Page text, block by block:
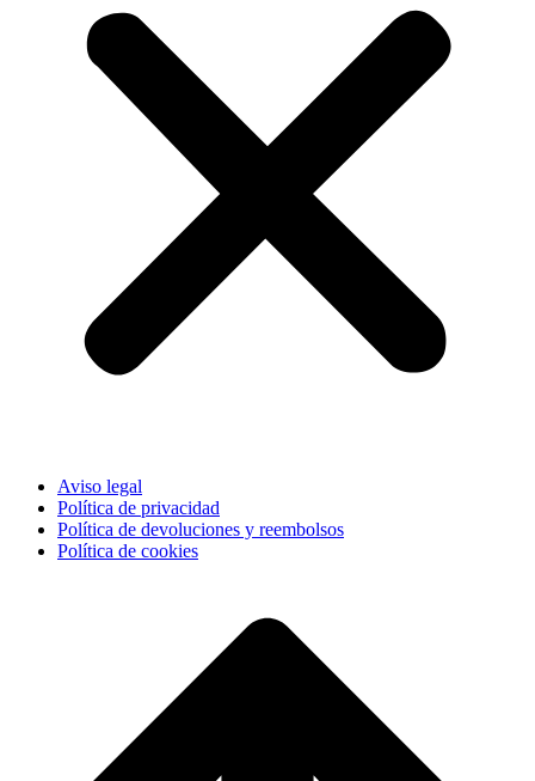
Aviso legal
Política de privacidad
Política de devoluciones y reembolsos
Política de cookies